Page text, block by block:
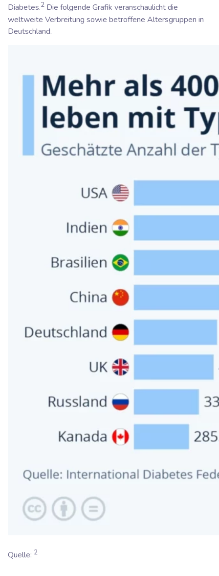
Diabetes.2 Die folgende Grafik veranschaulicht die
weltweite Verbreitung sowie betroffene Altersgruppen in
Deutschland.
Quelle: 2